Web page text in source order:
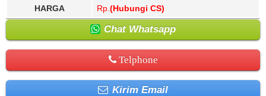
HARGA Rp. (Hubungi CS)
Chat Whatsapp
Telphone
Kirim Email